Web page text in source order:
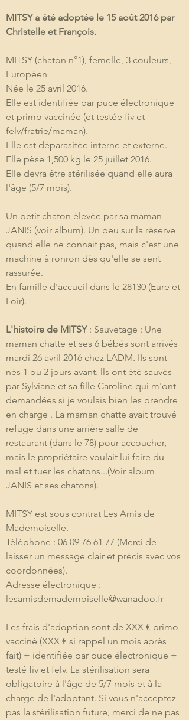
MITSY a été adoptée le 15 août 2016 par
Christelle et François.
MITSY (chaton n°1), femelle, 3 couleurs,
Européen
Née le 25 avril 2016.
Elle est identifiée par puce électronique
et primo vaccinée (et testée fiv et
felv/fratrie/maman).
Elle est déparasitée interne et externe.
Elle pèse 1,500 kg le 25 juillet 2016.
Elle devra être stérilisée quand elle aura
l'âge (5/7 mois).
Un petit chaton élevée par sa maman
JANIS (voir album). Un peu sur la réserve
quand elle ne connait pas, mais c'est une
machine à ronron dès qu'elle se sent
rassurée.
En famille d'accueil dans le 28130 (Eure et
Loir).
L'histoire de MITSY : Sauvetage : Une
maman chatte et ses 6 bébés sont arrivés
mardi 26 avril 2016 chez LADM. IIs sont
nés 1 ou 2 jours avant. lls ont été sauvés
par Sylviane et sa fille Caroline qui m'ont
demandées si je voulais bien les prendre
en charge . La maman chatte avait trouvé
refuge dans une arrière salle de
restaurant (dans le 78) pour accoucher,
mais le propriétaire voulait lui faire du
mal et tuer les chatons...(Voir album
JANIS et ses chatons).
MITSY est sous contrat Les Amis de
Mademoiselle.
Téléphone : 06 09 76 61 77 (Merci de
laisser un message clair et précis avec vos
coordonnées).
Adresse électronique :
lesamisdemademoiselle@wanadoo.fr
Les frais d'adoption sont de XXX € primo
vacciné (XXX € si rappel un mois après
fait) + identifiée par puce électronique +
testé fiv et felv. La stérilisation sera
obligatoire à l'âge de 5/7 mois et à la
charge de l'adoptant. Si vous n'acceptez
pas la stérilisation future, merci de ne pas